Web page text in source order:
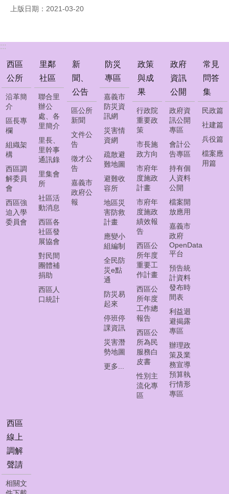
公
問
答
集
西
區
線
上
調
解
聲
請
網
頁
導
料
開
放
宣
告
隱
上版日期：2021-03-20
:::
西區
公所
沿革簡
介
區長專
欄
組織架
構
西區調
解委員
會
西區強
迫入學
委員會
里鄰
社區
聯合里
辦公
處、各
里簡介
里長、
里幹事
通訊錄
里集會
所
社區活
動消息
西區各
社區發
展協會
對民間
團體補
捐助
西區人
口統計
新
聞、
公告
區公所
新聞
文件公
告
徵才公
告
嘉義市
政府公
報
防災
專區
嘉義市
防災資
訊網
災害情
資網
疏散避
難地圖
避難收
容所
地區災
害防救
計畫
應變小
組編制
全民防
災e點
通
防災易
起來
停班停
課資訊
災害潛
勢地圖
更多...
政策
與成
果
行政院
重要政
策
市長施
政方向
市府年
度施政
計畫
市府年
度施政
績效報
告
西區公
所年度
重要工
作計畫
西區公
所年度
工作總
報告
西區公
所為民
服務白
皮書
性別主
流化專
區
政府
資訊
公開
政府資
訊公開
專區
會計公
告專區
持有個
人資料
公開
檔案開
放應用
嘉義市
政府
OpenData
平台
預告統
計資料
發布時
間表
利益迴
避揭露
專區
辦理政
策及業
務宣導
預算執
行情形
專區
常見
問答
集
民政篇
社建篇
兵役篇
檔案應
用篇
西區
線上
調解
聲請
相關文